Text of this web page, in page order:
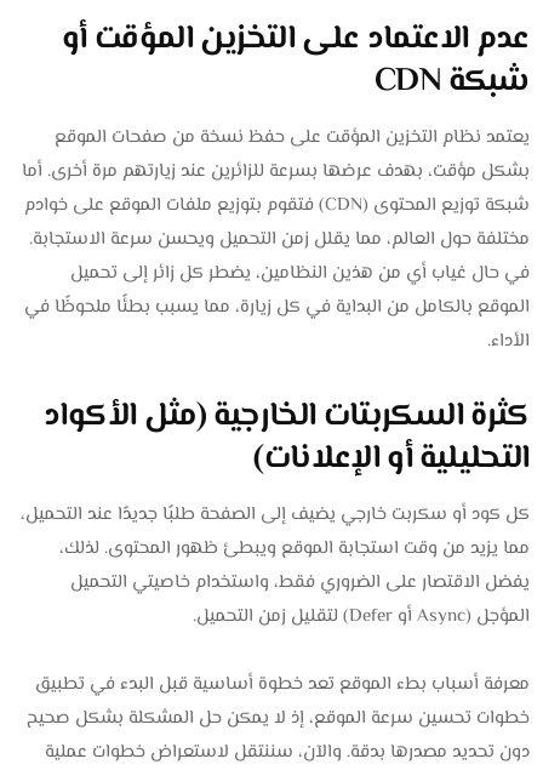
عدم الاعتماد على التخزين المؤقت أو
شبكة CDN
يعتمد نظام التخزين المؤقت على حفظ نسخة من صفحات الموقع
بشكل مؤقت، بهدف عرضها بسرعة للزائرين عند زيارتهم مرة أخرى. أما
شبكة توزيع المحتوى (CDN) فتقوم بتوزيع ملفات الموقع على خوادم
مختلفة حول العالم، مما يقلل زمن التحميل ويحسن سرعة الاستجابة.
في حال غياب أي من هذين النظامين، يضطر كل زائر إلى تحميل
الموقع بالكامل من البداية في كل زيارة، مما يسبب بطئًا ملحوظًا في
الأداء.
كثرة السكربتات الخارجية (مثل الأكواد
التحليلية أو الإعلانات)
كل كود أو سكربت خارجي يضيف إلى الصفحة طلبًا جديدًا عند التحميل،
مما يزيد من وقت استجابة الموقع ويبطئ ظهور المحتوى. لذلك،
يفضل الاقتصار على الضروري فقط، واستخدام خاصيتي التحميل
المؤجل (Async أو Defer) لتقليل زمن التحميل.
معرفة أسباب بطء الموقع تعد خطوة أساسية قبل البدء في تطبيق
خطوات تحسين سرعة الموقع، إذ لا يمكن حل المشكلة بشكل صحيح
دون تحديد مصدرها بدقة. والآن، سننتقل لاستعراض خطوات عملية